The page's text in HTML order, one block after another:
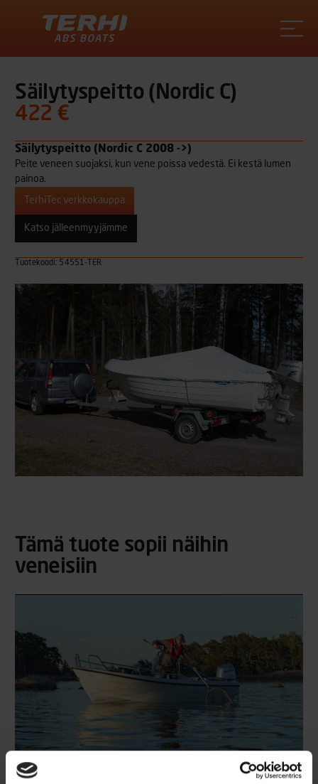
Säilytyspeitto (Nordic C)
422 €
Säilytyspeitto (Nordic C 2008 ->)
Peite veneen suojaksi, kun vene poissa vedestä. Ei kestä lumen
painoa.
TerhiTec verkkokauppa
Katso jälleenmyyjämme
Tuotekoodi: 54551-TER
Tämä tuote sopii näihin
veneisiin
Terhi Nordic 6020 C
ALKAEN 6990 €